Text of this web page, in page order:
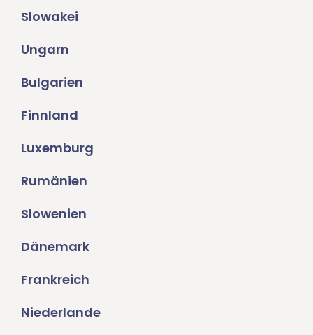
Slowakei
Ungarn
Bulgarien
Finnland
Luxemburg
Rumänien
Slowenien
Dänemark
Frankreich
Niederlande